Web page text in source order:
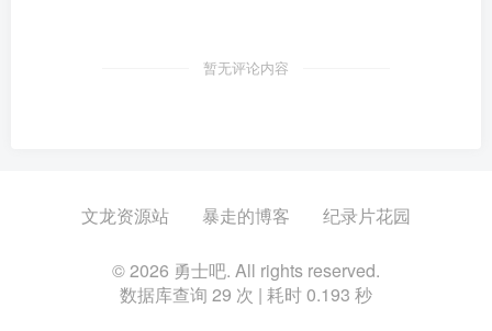
暂无评论内容
文龙资源站 暴走的博客 纪录片花园
© 2026 勇士吧. All rights reserved.
数据库查询 29 次 | 耗时 0.193 秒